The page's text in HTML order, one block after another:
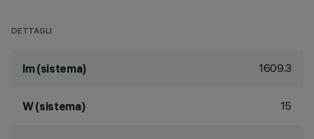
DETTAGLI
lm (sistema) 1609.3
W (sistema) 15